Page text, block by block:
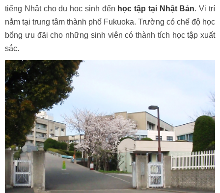
tiếng Nhật cho du học sinh đến học tập tại Nhật Bản. Vị trí
nằm tại trung tâm thành phố Fukuoka. Trường có chế độ học
bổng ưu đãi cho những sinh viên có thành tích học tập xuất
sắc.